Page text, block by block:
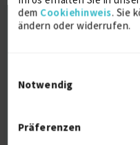
dem Cookiehinweis. Sie
ändern oder widerrufen.
Notwendig
Präferenzen
Abitur
2000
Über mich
Regulatorik Strategie